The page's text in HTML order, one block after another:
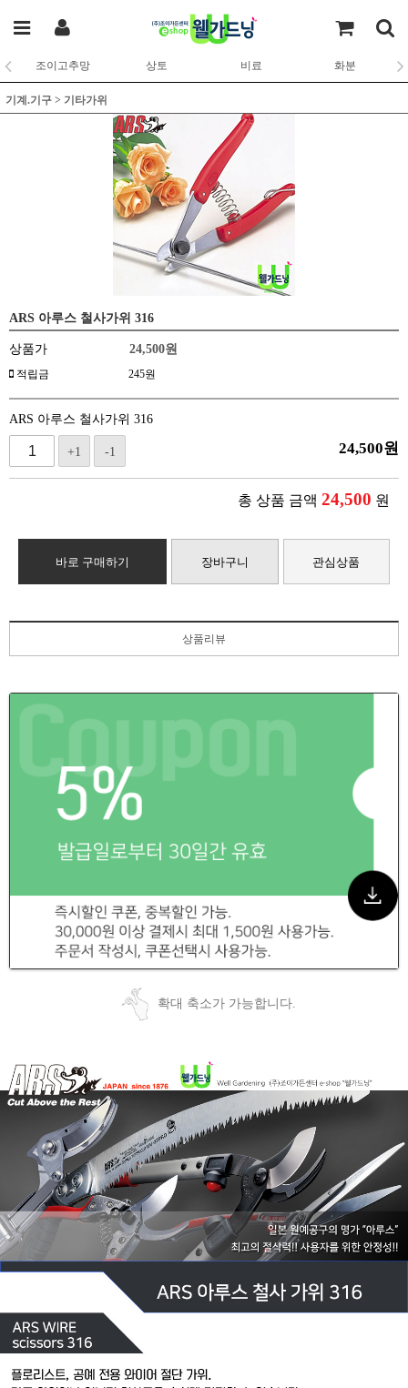
조이고추망 상토 비료 화분
기계.기구 > 기타가위
ARS 아루스 철사가위 316
상품가 24,500원
적립금 245원
ARS 아루스 철사가위 316
+1 -1 24,500원
총 상품 금액 24,500 원
바로 구매하기 장바구니 관심상품
상품리뷰
확대 축소가 가능합니다.